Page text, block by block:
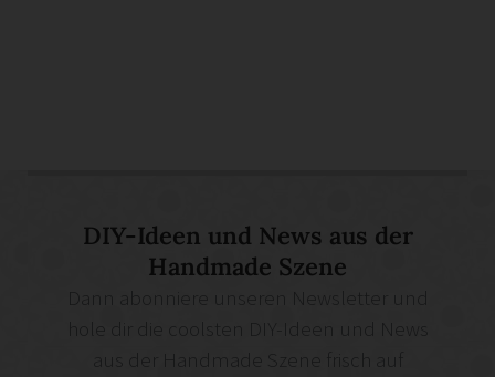
DIY-Ideen und News aus der
Handmade Szene